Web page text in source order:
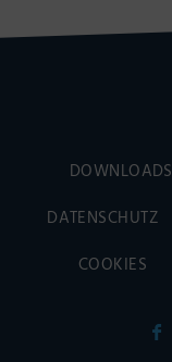
DOWNLOADS
DATENSCHUTZ
COOKIES